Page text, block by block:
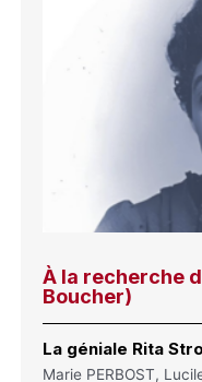
À la recherche
Boucher)
La géniale Rita
Marie PERBOST,